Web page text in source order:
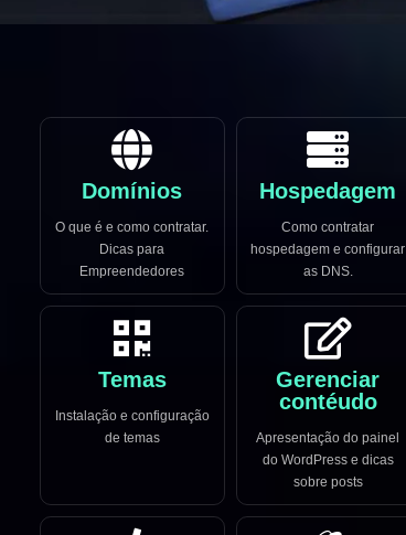
Domínios
O que é e como contratar.
Dicas para
Empreendedores
Hospedagem
Como contratar
hospedagem e configurar
as DNS.
Temas
Instalação e configuração
de temas
Gerenciar
contéudo
Apresentação do painel
do WordPress e dicas
sobre posts